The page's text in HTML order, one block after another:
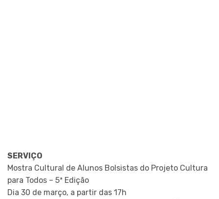
SERVIÇO
Mostra Cultural de Alunos Bolsistas do Projeto Cultura
para Todos – 5ª Edição
Dia 30 de março, a partir das 17h